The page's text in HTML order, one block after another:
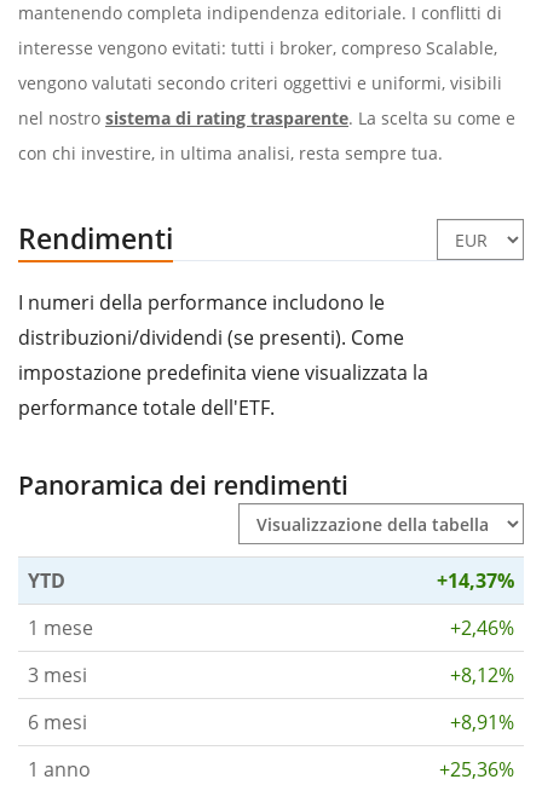
mantenendo completa indipendenza editoriale. I conflitti di
interesse vengono evitati: tutti i broker, compreso Scalable,
vengono valutati secondo criteri oggettivi e uniformi, visibili
nel nostro sistema di rating trasparente. La scelta su come e
con chi investire, in ultima analisi, resta sempre tua.
Rendimenti
I numeri della performance includono le
distribuzioni/dividendi (se presenti). Come
impostazione predefinita viene visualizzata la
performance totale dell'ETF.
Panoramica dei rendimenti
YTD
+14,37%
1 mese
+2,46%
3 mesi
+8,12%
6 mesi
+8,91%
1 anno
+25,36%